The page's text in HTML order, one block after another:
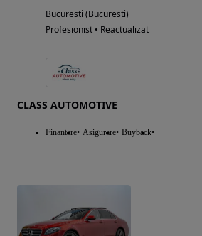
Bucuresti (Bucuresti)
Profesionist • Reactualizat
CLASS AUTOMOTIVE
Finantare Asigurare Buyback